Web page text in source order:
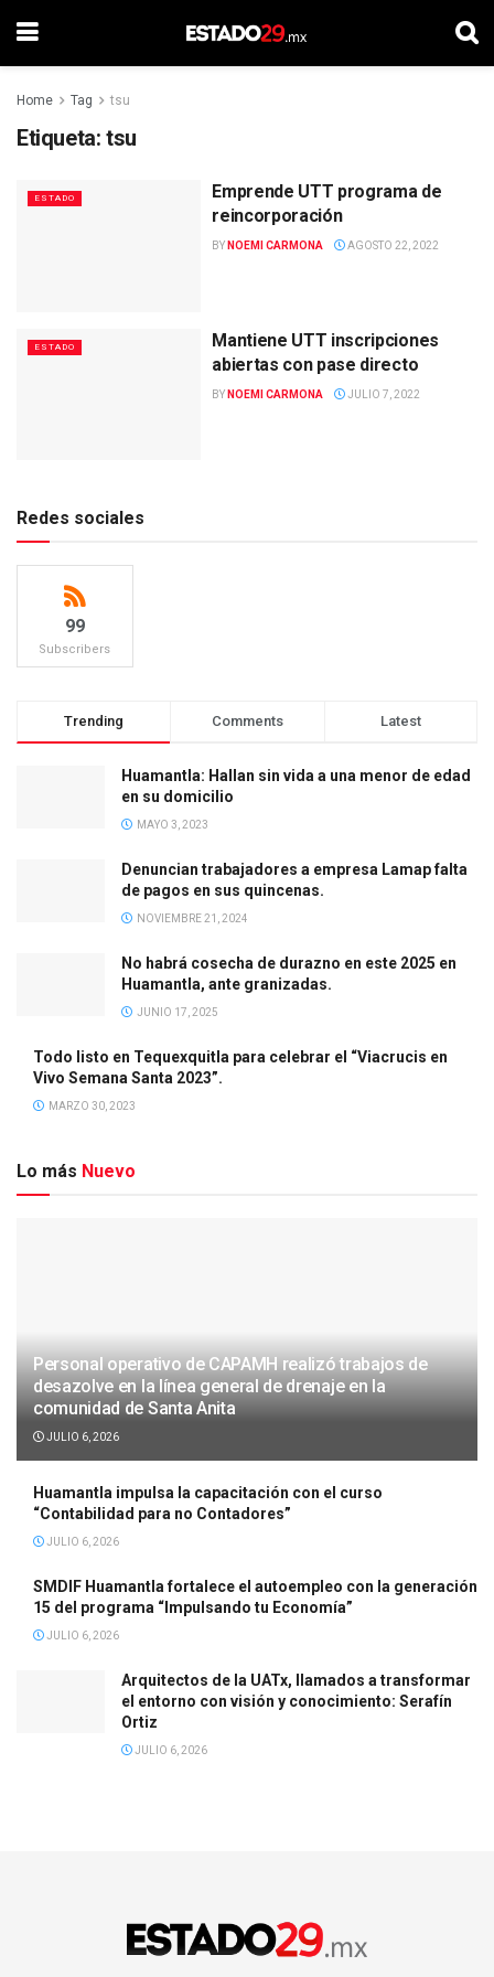
Home Tag tsu
Etiqueta: tsu
ESTADO
Emprende UTT programa de
reincorporación
BY NOEMI CARMONA AGOSTO 22, 2022
ESTADO
Mantiene UTT inscripciones
abiertas con pase directo
BY NOEMI CARMONA JULIO 7, 2022
Redes sociales
99
Subscribers
Trending Comments Latest
Huamantla: Hallan sin vida a una menor de edad
en su domicilio
MAYO 3, 2023
Denuncian trabajadores a empresa Lamap falta
de pagos en sus quincenas.
NOVIEMBRE 21, 2024
No habrá cosecha de durazno en este 2025 en
Huamantla, ante granizadas.
JUNIO 17, 2025
Todo listo en Tequexquitla para celebrar el “Viacrucis en
Vivo Semana Santa 2023”.
MARZO 30, 2023
Lo más Nuevo
Personal operativo de CAPAMH realizó trabajos de
desazolve en la línea general de drenaje en la
comunidad de Santa Anita
JULIO 6, 2026
Huamantla impulsa la capacitación con el curso
“Contabilidad para no Contadores”
JULIO 6, 2026
SMDIF Huamantla fortalece el autoempleo con la generación
15 del programa “Impulsando tu Economía”
JULIO 6, 2026
Arquitectos de la UATx, llamados a transformar
el entorno con visión y conocimiento: Serafín
Ortiz
JULIO 6, 2026